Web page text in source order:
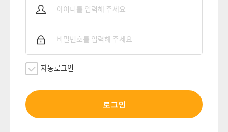
자동로그인
로그인